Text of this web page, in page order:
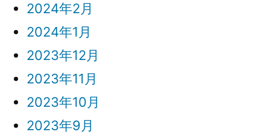
2024年2月
2024年1月
2023年12月
2023年11月
2023年10月
2023年9月